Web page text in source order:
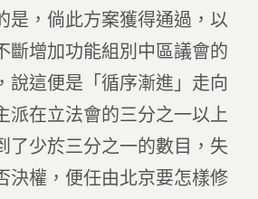
，倘此方案獲得通過，以
斷增加功能組別中區議會的
說這便是「循序漸進」走向
派在立法會的三分之一以上
了少於三分之一的數目，失
決權，便任由北京要怎樣修